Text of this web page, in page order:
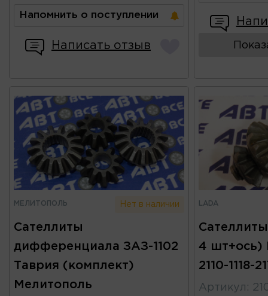
Напомнить о поступлении
Написать отзыв
МЕЛИТОПОЛЬ Нет в наличии
Сателлиты
дифференциала ЗАЗ-1102
Таврия (комплект)
Мелитополь
LADA
4 шт+ось)
2110-1118-
Артикул :